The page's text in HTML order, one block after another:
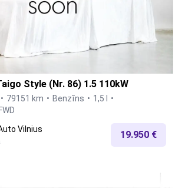
Style (Nr. 86) 1.5 110kW
79151 km Benzīns
1,5 l
FWD
Vilnius
19.950 €